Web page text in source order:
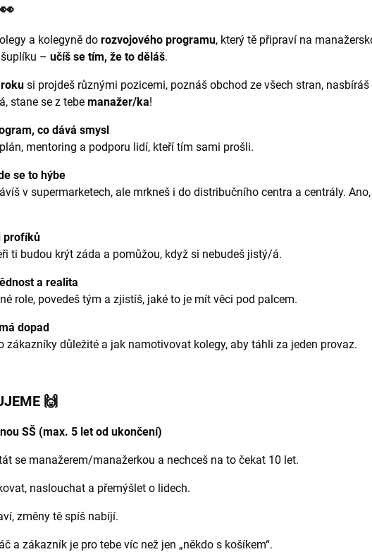
a kolegyně do rozvojového programu, který tě připraví na
– učíš se tím, že to děláš.
si projdeš různými pozicemi, poznáš obchod ze všech stran,
stane se z tebe manažer/ka!
co dává smysl
mentoring a podporu lidí, kteří tím sami prošli.
se to hýbe
v supermarketech, ale mrkneš i do distribučního centra a centrály.
profíků
ti budou krýt záda a pomůžou, když si nebudeš jistý/á.
a realita
role, povedeš tým a zjistíš, jaké to je mít věci pod palcem.
dopad
zákazníky důležité a jak namotivovat kolegy, aby táhli za jeden provaz.
🙌
SŠ (max. 5 let od ukončení)
se manažerem/manažerkou a nechceš na to čekat 10 let.
naslouchat a přemýšlet o lidech.
změny tě spíš nabíjí.
a zákazník je pro tebe víc než jen „někdo s košíkem“.